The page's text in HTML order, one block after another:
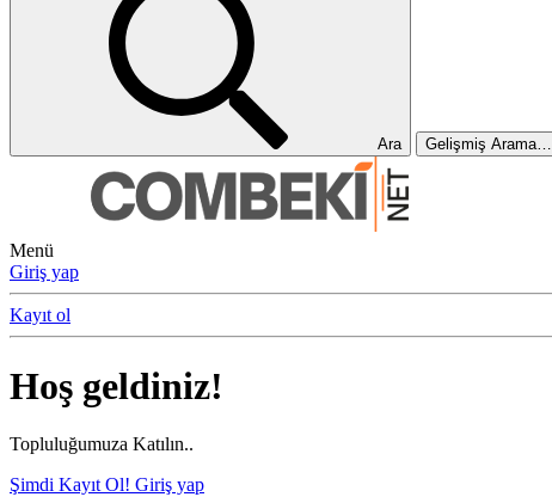
Ara Gelişmiş Arama…
Menü
Giriş yap
Kayıt ol
Hoş geldiniz!
Topluluğumuza Katılın..
Şimdi Kayıt Ol! Giriş yap